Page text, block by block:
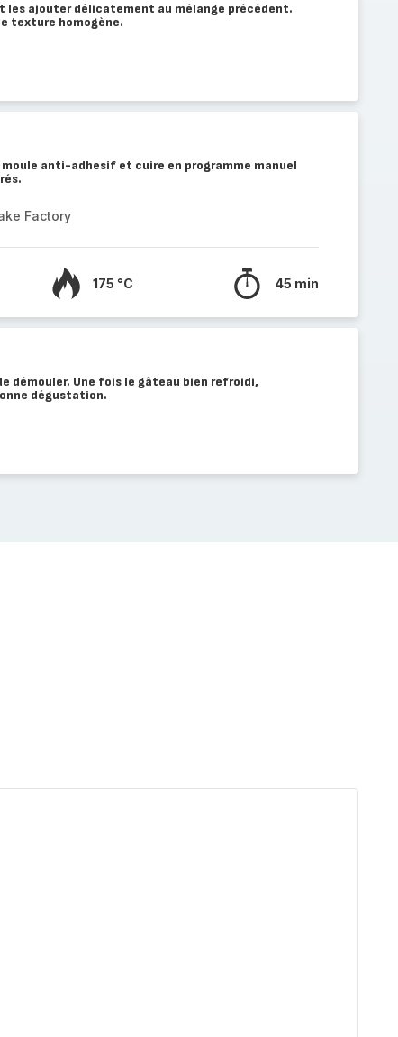
les ajouter délicatement au mélange précédent.
texture homogène.
anti-adhesif et cuire en programme manuel
Factory
175 °C 45 min
démouler. Une fois le gâteau bien refroidi,
dégustation.